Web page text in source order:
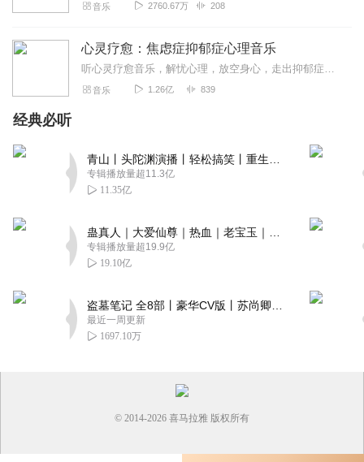
音乐 2760.67万 208
心灵疗愈：焦虑症抑郁症心理音乐
听心灵疗愈音乐，解忧心理，放空身心，走出抑郁症、焦虑症、恐惧症等情绪困扰。疗愈音乐=心灵养生最有效的聆听建议：步骤一、选择安静的环境，闭目静卧或坐。步骤二、根据...
音乐 1.26亿 839
经典必听
专辑播放量超11.3亿
11.35亿
专辑播放量超19.9亿
19.10亿
最近一周更新
1697.10万
© 2014-2026 喜马拉雅 版权所有